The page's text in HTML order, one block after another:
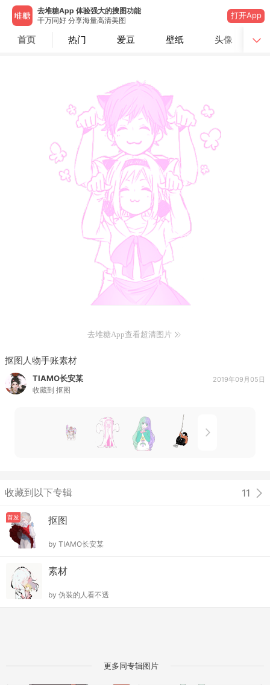
去堆糖App 体验强大的搜图功能
千万同好 分享海量高清美图
打开App
首页 热门 爱豆 壁纸 头像
去堆糖App查看超清图片
抠图人物手账素材
TIAMO长安某
收藏到 抠图
2019年09月05日
收藏到以下专辑 11
首发 抠图
by TIAMO长安某
素材
by 伪装的人看不透
更多同专辑图片